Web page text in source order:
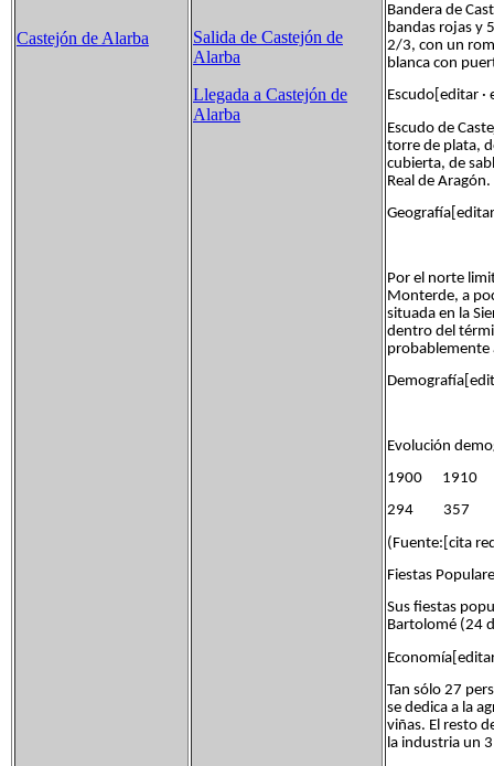
Castejón de Alarba
Salida de Castejón de
Alarba
Llegada a Castejón de
Alarba
Bandera de
bandas rojas y
2/3, con un
blanca con
Escudo[editar ·
Escudo de
torre de plata,
cubierta, de
Real de
Por el norte
Monterde, a
situada en la
dentro del
probablemente
Evolución
1900
294 357
(Fuente:[cita
Fiestas
Sus fiestas
Bartolomé (24
Tan sólo 27
se dedica a la
viñas. El resto
la industria un